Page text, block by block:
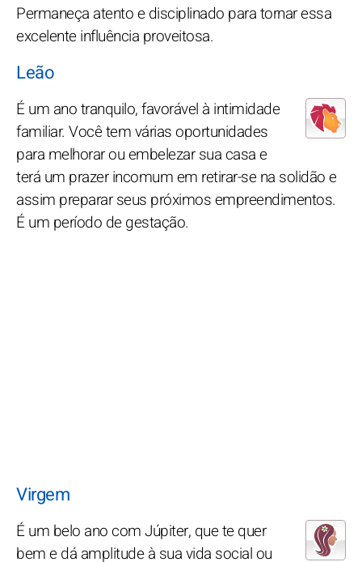
Permaneça atento e disciplinado para tornar essa
excelente influência proveitosa.
Leão
É um ano tranquilo, favorável à intimidade
familiar. Você tem várias oportunidades
para melhorar ou embelezar sua casa e
terá um prazer incomum em retirar-se na solidão e
assim preparar seus próximos empreendimentos.
É um período de gestação.
Virgem
É um belo ano com Júpiter, que te quer
bem e dá amplitude à sua vida social ou